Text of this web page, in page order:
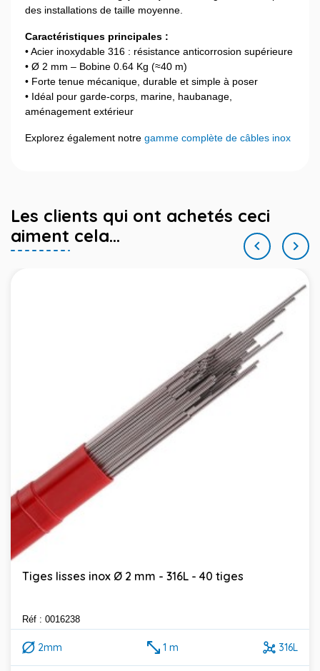
des installations de taille moyenne.
Caractéristiques principales :
• Acier inoxydable 316 : résistance anticorrosion supérieure
• Ø 2 mm – Bobine 0.64 Kg (≈40 m)
• Forte tenue mécanique, durable et simple à poser
• Idéal pour garde-corps, marine, haubanage,
aménagement extérieur
Explorez également notre gamme complète de câbles inox
Les clients qui ont achetés ceci
aiment cela...

Tiges lisses inox Ø 2 mm - 316L - 40 tiges
Réf : 0016238
2mm 1 m 316L
